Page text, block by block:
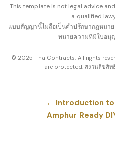
This template is not legal advice
a qualified
แบบสัญญานี้ไม่ถือเป็นคำปรึกษากฎหมา
ทนายความที่มีใบอนุ
© 2025 ThaiContracts. All rights
are protected. สงวนลิขสิ
← Introduction to
Amphur Ready